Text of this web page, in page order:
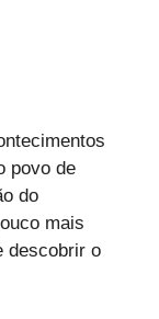
povo de
do
mais
descobrir o